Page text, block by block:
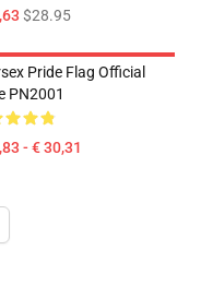
$28.95
Pride Flag Official
PN2001
- € 30,31